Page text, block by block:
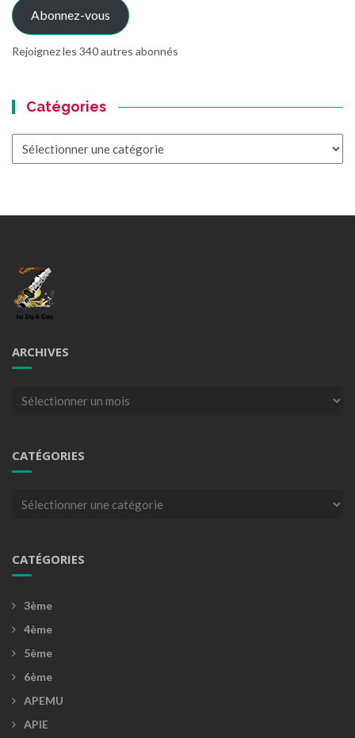
Abonnez-vous
Rejoignez les 340 autres abonnés
Catégories
ARCHIVES
Archives
CATÉGORIES
Catégories
CATÉGORIES
3ème
4ème
5ème
6ème
APEMU
APIE